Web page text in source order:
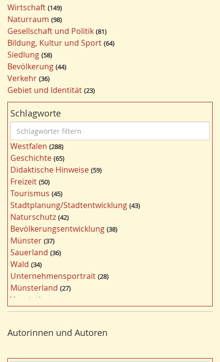
Wirtschaft 149
Naturraum 98
Gesellschaft und Politik 81
Bildung, Kultur und Sport 64
Siedlung 58
Bevölkerung 44
Verkehr 36
Gebiet und Identität 23
Schlagworte
c
h
l
a
g
w
ö
r
t
e
r
f
i
l
t
r
n
Westfalen 288
Geschichte 65
Didaktische Hinweise 59
Freizeit 50
Tourismus 45
Stadtplanung/Stadtentwicklung 43
Naturschutz 42
Bevölkerungsentwicklung 38
Münster 37
Sauerland 36
Wald 34
Unternehmensportrait 28
Münsterland 27
Vegetation
Nordrhein-Westfalen 25
Bergbau 24
Kultur 22
Autorinnen und Autoren